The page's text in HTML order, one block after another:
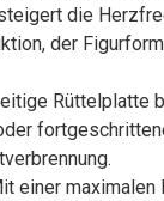
die
der